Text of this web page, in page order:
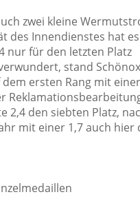
zwei kleine
des Innendienstes hat
nur für den letzten Platz
stand
ersten Rang mit
2,4 den siebten Platz,
mit einer 1,7 auch hier